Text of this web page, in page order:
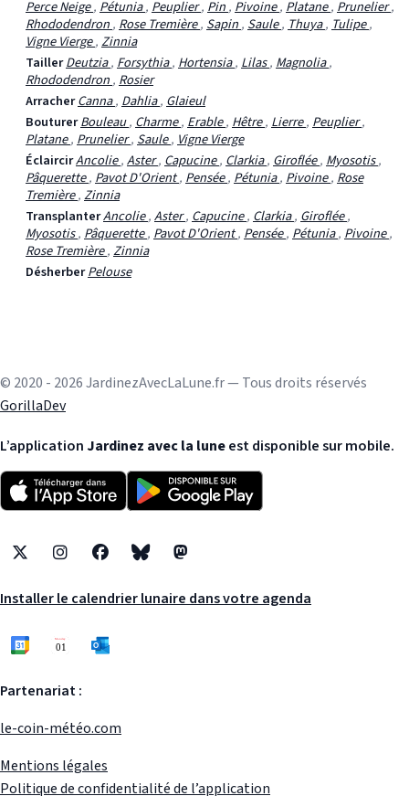
Perce Neige, Pétunia, Peuplier, Pin, Pivoine, Platane, Prunelier,
Rhododendron, Rose Tremière, Sapin, Saule, Thuya, Tulipe,
Vigne Vierge,Zinnia
TaillerDeutzia, Forsythia, Hortensia, Lilas, Magnolia,
Rhododendron, Rosier
ArracherCanna, Dahlia, Glaieul
BouturerBouleau, Charme, Erable, Hêtre, Lierre, Peuplier,
Platane, Prunelier, Saule, Vigne Vierge
ÉclaircirAncolie,Aster, Capucine, Clarkia, Giroflée, Myosotis,
Pâquerette, Pavot D'Orient, Pensée, Pétunia, Pivoine, Rose
Tremière,Zinnia
TransplanterAncolie,Aster, Capucine, Clarkia, Giroflée,
Myosotis, Pâquerette, Pavot D'Orient, Pensée, Pétunia, Pivoine,
Rose Tremière,Zinnia
DésherberPelouse
© 2020 - 2026 JardinezAvecLaLune.fr — Tous droits réservés
GorillaDev
L’application Jardinez avec la luneest disponible sur mobile.
X InstagramFacebookBlueskyMastodon
Installer le calendrier lunaire dans votre agenda
Partenariat :
le-coin-météo.com
Mentions légales
Politique de confidentialité de l’application